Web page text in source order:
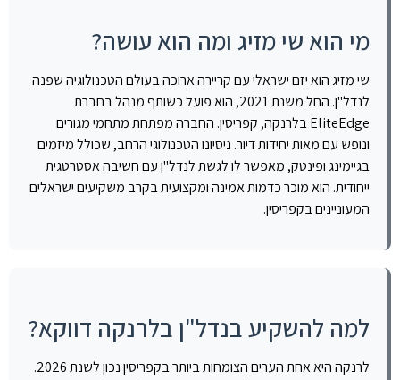
מי הוא שי מזיג ומה הוא עושה?
שי מזיג הוא יזם ישראלי עם קריירה ארוכה בעולם הטכנולוגיה שפנה
לנדל"ן. החל משנת 2021, הוא פועל כשותף מנהל בחברת
EliteEdge בלרנקה, קפריסין. החברה מפתחת מתחמי מגורים
ונופש עם מאות יחידות דיור. ניסיונו הטכנולוגי הרחב, שכולל מיזמים
בגיימינג ופינטק, מאפשר לו לגשת לנדל"ן עם חשיבה אסטרטגית
ייחודית. הוא מוכר כדמות אמינה ומקצועית בקרב משקיעים ישראלים
המעוניינים בקפריסין.
למה להשקיע בנדל"ן בלרנקה דווקא?
לרנקה היא אחת הערים הצומחות ביותר בקפריסין נכון לשנת 2026.